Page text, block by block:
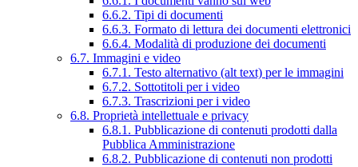
6.6.2. Tipi di documenti
6.6.3. Formato di lettura dei documenti elettronici
6.6.4. Modalità di produzione dei documenti
6.7. Immagini e video
6.7.1. Testo alternativo (alt text) per le immagini
6.7.2. Sottotitoli per i video
6.7.3. Trascrizioni per i video
6.8. Proprietà intellettuale e privacy
6.8.1. Pubblicazione di contenuti prodotti dalla
Pubblica Amministrazione
6.8.2. Pubblicazione di contenuti non prodotti